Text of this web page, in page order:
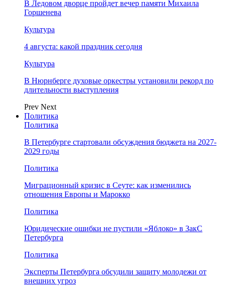
В Ледовом дворце пройдет вечер памяти Михаила
Горшенева
Культура
4 августа: какой праздник сегодня
Культура
В Нюрнберге духовые оркестры установили рекорд по
длительности выступления
Prev Next
Политика
Политика
В Петербурге стартовали обсуждения бюджета на 2027-
2029 годы
Политика
Миграционный кризис в Сеуте: как изменились
отношения Европы и Марокко
Политика
Юридические ошибки не пустили «Яблоко» в ЗакС
Петербурга
Политика
Эксперты Петербурга обсудили защиту молодежи от
внешних угроз